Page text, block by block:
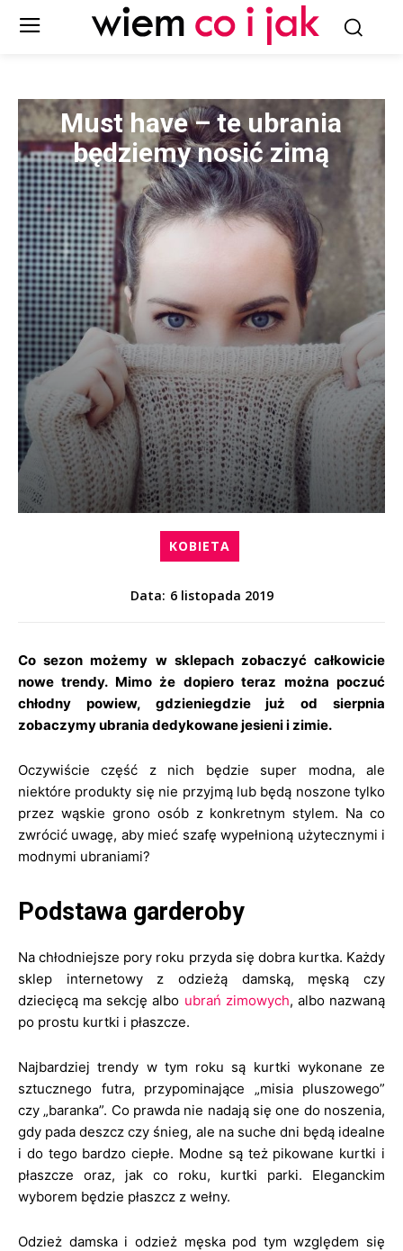
Must have – te ubrania
będziemy nosić zimą
KOBIETA
Data: 6 listopada 2019
Co sezon możemy w sklepach zobaczyć całkowicie
nowe trendy. Mimo że dopiero teraz można poczuć
chłodny powiew, gdzieniegdzie już od sierpnia
zobaczymy ubrania dedykowane jesieni i zimie.
Oczywiście część z nich będzie super modna, ale
niektóre produkty się nie przyjmą lub będą noszone tylko
przez wąskie grono osób z konkretnym stylem. Na co
zwrócić uwagę, aby mieć szafę wypełnioną użytecznymi i
modnymi ubraniami?
Podstawa garderoby
Na chłodniejsze pory roku przyda się dobra kurtka. Każdy
sklep internetowy z odzieżą damską, męską czy
dziecięcą ma sekcję albo ubrań zimowych, albo nazwaną
po prostu kurtki i płaszcze.
Najbardziej trendy w tym roku są kurtki wykonane ze
sztucznego futra, przypominające „misia pluszowego”
czy „baranka”. Co prawda nie nadają się one do noszenia,
gdy pada deszcz czy śnieg, ale na suche dni będą idealne
i do tego bardzo ciepłe. Modne są też pikowane kurtki i
płaszcze oraz, jak co roku, kurtki parki. Eleganckim
wyborem będzie płaszcz z wełny.
Odzież damska i odzież męska pod tym względem się